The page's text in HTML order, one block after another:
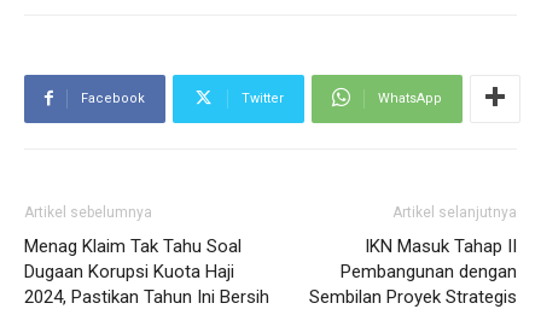
Facebook Twitter WhatsApp
Artikel sebelumnya
Menag Klaim Tak Tahu Soal
Dugaan Korupsi Kuota Haji
2024, Pastikan Tahun Ini Bersih
Artikel selanjutnya
IKN Masuk Tahap II
Pembangunan dengan
Sembilan Proyek Strategis